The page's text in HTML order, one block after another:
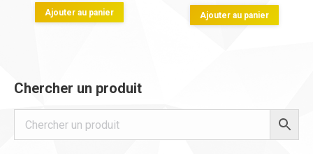
Ajouter au panier Ajouter au panier
Chercher un produit